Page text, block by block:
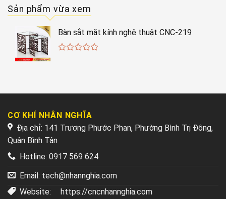
Sản phẩm vừa xem
Bàn sắt mặt kính nghệ thuật CNC-219
CƠ KHÍ NHÂN NGHĨA
Địa chỉ: 141 Trương Phước Phan, Phường Bình Trị Đông,
Quận Bình Tân
Hotline: 0917 569 624
Email: tech@nhannghia.com
Website:
https://cncnhannghia.com